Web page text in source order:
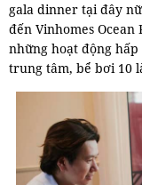
gala dinner tại đây
đến Vinhomes
những hoạt động
trung tâm, bể bơi 10